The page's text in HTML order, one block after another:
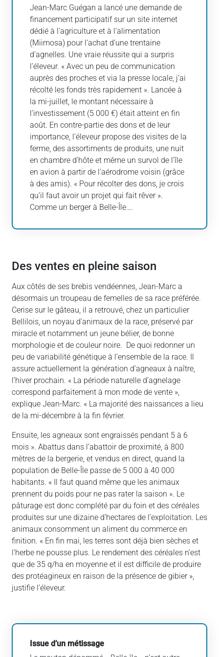
Jean-Marc Guégan a lancé une demande de
financement participatif sur un site internet
dédié à l’agriculture et à l’alimentation
(Miimosa) pour l’achat d’une trentaine
d’agnelles. Une vraie réussite qui a surpris
l’éleveur. « Avec un peu de communication
auprès des proches et via la presse locale, j’ai
récolté les fonds très rapidement ». Lancée à
la mi-juillet, le montant nécessaire à
l’investissement (5 000 €) était atteint en fin
août. En contre-partie des dons et de leur
importance, l’éleveur propose des visites de la
ferme, des assortiments de produits, une nuit
en chambre d’hôte et même un survol de l’île
en avion à partir de l’aérodrome voisin (grâce
à des amis). « Pour récolter des dons, je crois
qu’il faut avoir un projet qui fait rêver ».
Comme un berger à Belle-Île….
Des ventes en pleine saison
Aux côtés de ses brebis vendéennes, Jean-Marc a
désormais un troupeau de femelles de sa race préférée.
Cerise sur le gâteau, il a retrouvé, chez un particulier
Bellilois, un noyau d’animaux de la race, préservé par
miracle et notamment un jeune bélier, de bonne
morphologie et de couleur noire. De quoi redonner un
peu de variabilité génétique à l’ensemble de la race. Il
assure actuellement la génération d’agneaux à naître,
l’hiver prochain. « La période naturelle d’agnelage
correspond parfaitement à mon mode de vente »,
explique Jean-Marc. « La majorité des naissances a lieu
de la mi-décembre à la fin février.
Ensuite, les agneaux sont engraissés pendant 5 à 6
mois ». Abattus dans l’abattoir de proximité, à 800
mètres de la bergerie, et vendus en direct, quand la
population de Belle-Île passe de 5 000 à 40 000
habitants. « Il faut quand même que les animaux
prennent du poids pour ne pas rater la saison ». Le
pâturage est donc complété par du foin et des céréales
produites sur une dizaine d’hectares de l’exploitation. Les
animaux consomment un aliment du commerce en
finition. « En fin mai, les terres sont déjà bien sèches et
l’herbe ne pousse plus. Le rendement des céréales n’est
que de 35 q/ha en moyenne et il est difficile de produire
des protéagineux en raison de la présence de gibier »,
justifie l’éleveur.
Issue d’un métissage